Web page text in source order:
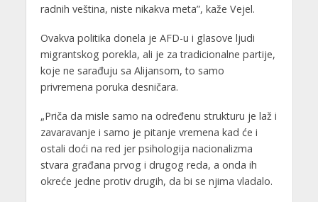
radnih veština, niste nikakva meta”, kaže Vejel.
Ovakva politika donela je AFD-u i glasove ljudi
migrantskog porekla, ali je za tradicionalne partije,
koje ne sarađuju sa Alijansom, to samo
privremena poruka desničara.
„Priča da misle samo na određenu strukturu je laž i
zavaravanje i samo je pitanje vremena kad će i
ostali doći na red jer psihologija nacionalizma
stvara građana prvog i drugog reda, a onda ih
okreće jedne protiv drugih, da bi se njima vladalo.